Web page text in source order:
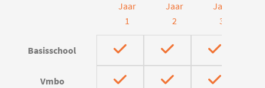
Jaar
1
Jaar
2
Jaar
3
Basisschool
Vmbo